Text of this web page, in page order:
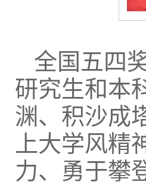
全国五四
研究生和本
渊、积沙成
上大学风
力、勇于攀